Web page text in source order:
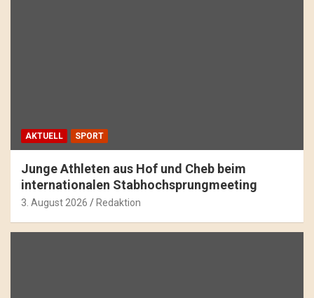
AKTUELL SPORT
Junge Athleten aus Hof und Cheb beim
internationalen Stabhochsprungmeeting
3. August 2026 Redaktion